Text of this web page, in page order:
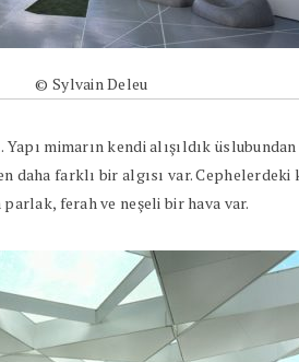
© Sylvain Deleu
mimarın kendi alışıldık
farklı bir algısı var.
ferah ve neşeli bir hava var.